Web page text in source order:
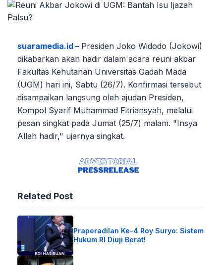
suaramedia.id – Presiden Joko Widodo (Jokowi)
dikabarkan akan hadir dalam acara reuni akbar
Fakultas Kehutanan Universitas Gadah Mada
(UGM) hari ini, Sabtu (26/7). Konfirmasi tersebut
disampaikan langsung oleh ajudan Presiden,
Kompol Syarif Muhammad Fitriansyah, melalui
pesan singkat pada Jumat (25/7) malam. "Insya
Allah hadir," ujarnya singkat.
Related Post
Praperadilan Ke-4 Roy Suryo: Sistem
Hukum RI Diuji Berat!